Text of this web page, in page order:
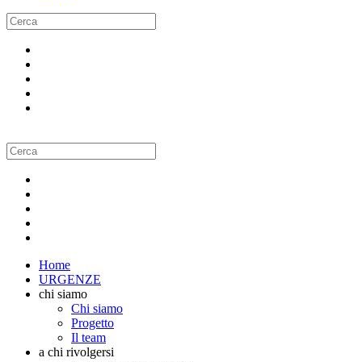
Home
URGENZE
chi siamo
Chi siamo
Progetto
Il team
a chi rivolgersi